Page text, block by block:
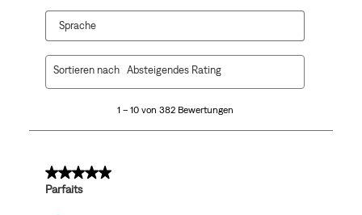
Sprache
382
1 – 10 von 382 Bewertungen
Sortieren nach Absteigendes Rating
5 von 5 Sternen.
Parfaits